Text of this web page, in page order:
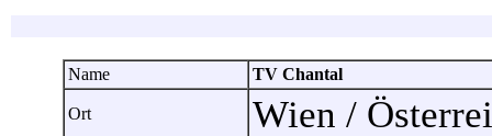
Name TV Chantal
Ort Wien /